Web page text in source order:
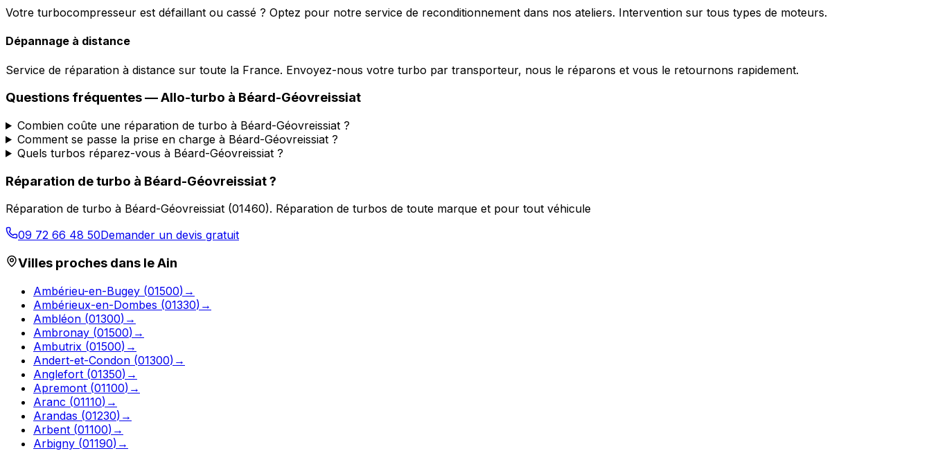
Votre turbocompresseur est défaillant ou cassé ? Optez pour notre service de reconditionnement dans nos ateliers. Intervention sur tous types de moteurs.
Dépannage à distance
Service de réparation à distance sur toute la France. Envoyez-nous votre turbo par transporteur, nous le réparons et vous le retournons rapidement.
Questions fréquentes —Allo-turbo à Béard-Géovreissiat
Combien coûte une réparation de turbo à Béard-Géovreissiat ?
Comment se passe la prise en charge à Béard-Géovreissiat ?
Quels turbos réparez-vous à Béard-Géovreissiat ?
Réparation de turbo à Béard-Géovreissiat?
Réparation de turbo à Béard-Géovreissiat (01460). Réparation de turbos de toute marque et pour tout véhicule
09 72 66 48 50Demander un devis gratuit
Villes proches dans leAin
Ambérieu-en-Bugey (01500) →
Ambérieux-en-Dombes (01330) →
Ambléon (01300) →
Ambronay (01500) →
Ambutrix (01500) →
Andert-et-Condon (01300) →
Anglefort (01350) →
Apremont (01100) →
Aranc (01110) →
Arandas (01230) →
Arbent (01100) →
Arbigny (01190) →